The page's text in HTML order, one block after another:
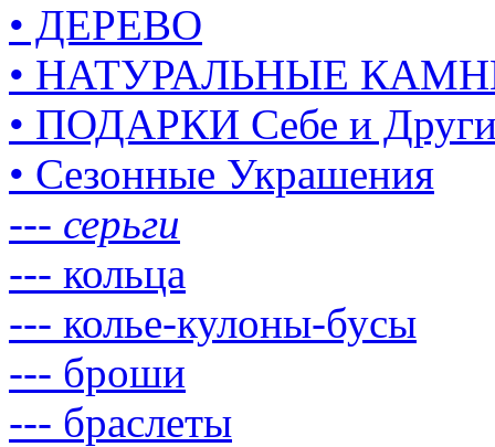
• ДЕРЕВО
• НАТУРАЛЬНЫЕ
• ПОДАРКИ Себе и
• Сезонные Украшения
--- серьги
--- кольца
--- колье-кулоны-бусы
--- броши
--- браслеты